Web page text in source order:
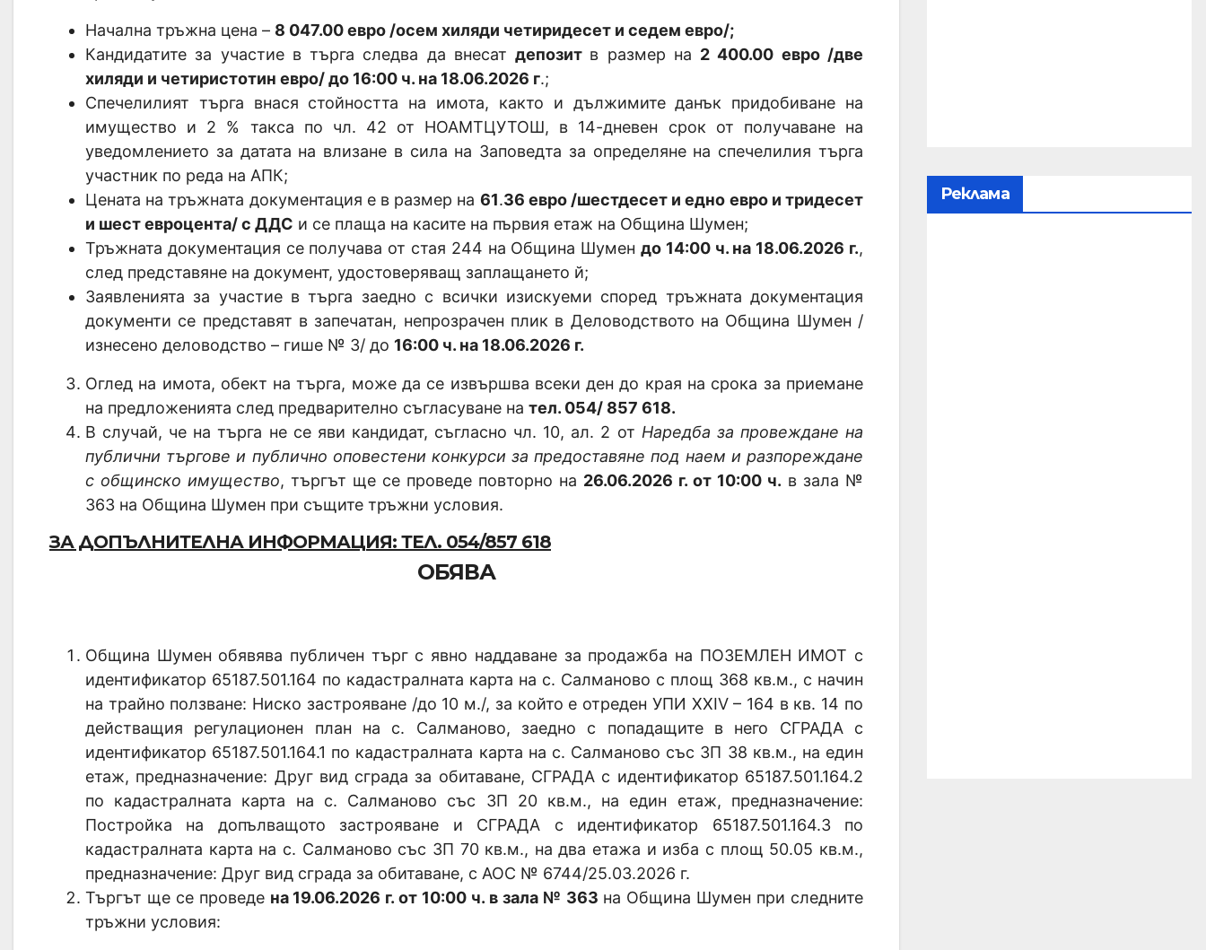
Начална тръжна цена – 8 047.00 евро /осем хиляди четиридесет и седем евро/;
Кандидатите за участие в търга следва да внесатдепозит в размер на 2 400.00 евро /две
хиляди и четиристотин евро/ до 16:00 ч. на 18.06.2026 г.;
Спечелилият търга внася стойността на имота, както и дължимите данък придобиване на
имущество и 2 % такса по чл. 42 от НОАМТЦУТОШ, в 14-дневен срок от получаване на
уведомлението за датата на влизане в сила на Заповедта за определяне на спечелилия търга
участник по реда на АПК;
Цената на тръжната документация е в размер на 61.36 евро /шестдесет и едно евро и тридесет
и шест евроцента/ с ДДС и се плаща на касите на първия етаж на Община Шумен;
Тръжната документация се получава от стая 244 на Община Шумен до 14:00 ч. на 18.06.2026 г.,
след представяне на документ, удостоверяващ заплащането й;
Заявленията за участие в търга заедно с всички изискуеми според тръжната документация
документи се представят в запечатан, непрозрачен плик в Деловодството на Община Шумен /
изнесено деловодство – гише № 3/ до 16:00 ч. на 18.06.2026 г.
Оглед на имота, обект на търга, може да се извършва всеки ден до края на срока за приемане
на предложенията след предварително съгласуване на тел. 054/ 857 618.
В случай, че на търга не се яви кандидат, съгласно чл. 10, ал. 2 от Наредба за провеждане на
публични търгове и публично оповестени конкурси за предоставяне под наем и разпореждане
с общинско имущество, търгът ще се проведе повторно на 26.06.2026 г. от 10:00 ч. в зала №
363 на Община Шумен при същите тръжни условия.
ЗА ДОПЪЛНИТЕЛНА ИНФОРМАЦИЯ: ТЕЛ. 054/857 618
ОБЯВА
Община Шумен обявява публичен търг с явно наддаване за продажба на ПОЗЕМЛЕН ИМОТ с
идентификатор 65187.501.164 по кадастралната карта на с. Салманово с площ 368 кв.м., с начин
на трайно ползване: Ниско застрояване /до 10 м./, за който е отреден УПИ XXIV – 164 в кв. 14 по
действащия регулационен план на с. Салманово, заедно с попадащите в него СГРАДА с
идентификатор 65187.501.164.1 по кадастралната карта на с. Салманово със ЗП 38 кв.м., на един
етаж, предназначение: Друг вид сграда за обитаване, СГРАДА с идентификатор 65187.501.164.2
по кадастралната карта на с. Салманово със ЗП 20 кв.м., на един етаж, предназначение:
Постройка на допълващото застрояване и СГРАДА с идентификатор 65187.501.164.3 по
кадастралната карта на с. Салманово със ЗП 70 кв.м., на два етажа и изба с площ 50.05 кв.м.,
предназначение: Друг вид сграда за обитаване, с АОС № 6744/25.03.2026 г.
Търгът ще се проведе на 19.06.2026 г. от 10:00 ч. в зала № 363 на Община Шумен при следните
тръжни условия:
Реклама